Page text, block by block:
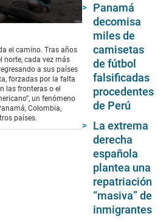
el camino. Tras años
norte, cada vez más
a sus países
forzadas por la falta
las fronteras o el
un fenómeno
Colombia,
países.
Panamá
decomisa
miles de
camisetas
de fútbol
falsificadas
procedentes
de Perú
La extrema
derecha
española
plantea una
repatriación
“masiva” de
inmigrantes